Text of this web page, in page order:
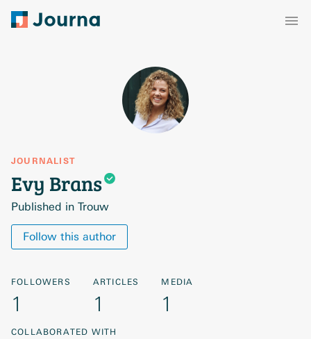
JOURNALIST
Evy Brans
Published in Trouw
Follow this author
FOLLOWERS
1
ARTICLES
1
MEDIA
1
COLLABORATED WITH